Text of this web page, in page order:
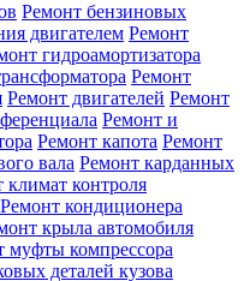
Ремонт бензиновых
двигателем Ремонт
гидроамортизатора
Ремонт
Ремонт двигателей Ремонт
Ремонт и
Ремонт капота Ремонт
вала Ремонт карданных
климат контроля
Ремонт кондиционера
крыла автомобиля
муфты компрессора
деталей кузова